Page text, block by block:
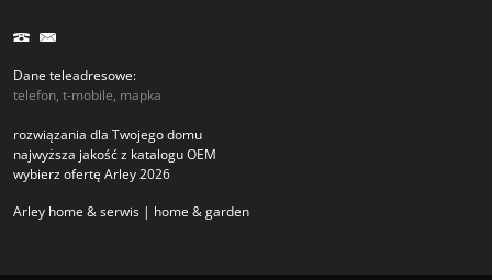
Dane teleadresowe:
telefon, t-mobile, mapka
rozwiązania dla Twojego domu
najwyższa jakość z katalogu OEM
wybierz ofertę Arley 2026
Arley home & serwis | home & garden